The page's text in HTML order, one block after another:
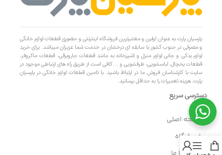
پارسیان پارت به عنوان اولین و معتبرترین فروشگاه اینترنتی و حضوری قطعات لوازم خانگی
و مصرفی در جنوب کشور با سابقه ای درخشان در خدمت شما عزیزان میباشد. برای خرید
لوازم یدکی و جانی لوازم منزل و آشپزخانه به مانند قطعات جاروبرقی، قطعات ماکروفر،
قطعات یخچال، لباسشویی، ظرفشویی و … کافی است از طریق راه های ارتباطی موجود در
سایت با کارشناسان فروش ما در ارتباط باشید. با تامین قطعات لوازم خانگی در پارسیان
پارت، هزینه تعمیرات را به حداقل برسانید.
دسترسی سریع
- صفحه اصلی
- فروشگاه